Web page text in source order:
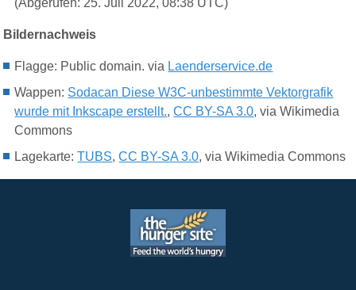
(Abgerufen: 25. Juli 2022, 08:38 UTC)
Bildernachweis
Flagge: Public domain. via Laenderservice.de
Wappen: Sodacan Diese W3C-unbestimmte Vektorgrafik
wurde mit Inkscape erstellt.,CC BY-SA 3.0, via Wikimedia
Commons
Lagekarte:TUBS,CC BY-SA 3.0, via Wikimedia Commons